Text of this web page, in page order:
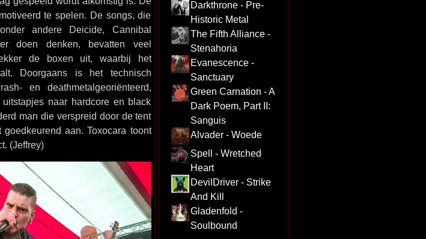
te spelen. De songs, die
andere Deicide, Cannibal
doen denken, bevatten veel
de boxen uit, waarbij het
Doorgaans is het technisch
en deathmetalgeoriënteerd,
naar hardcore en black
man die verspreid door de tent
aan. Toxocara toont
(Jeffrey)
Darkthrone - Pre-
Historic Metal
The Fifth Alliance -
Stenahoria
Evanescence -
Sanctuary
Green Carnation - A
Dark Poem, Part II:
Sanguis
Alvader - Woede
Spell - Wretched
Heart
DevilDriver - Strike
And Kill
Gladenfold -
Soulbound